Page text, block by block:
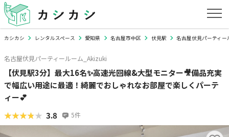
カシカシ レンタルスペース 愛知県 名古屋市中区 伏見駅 名古屋伏見パーティ
名古屋伏見パーティールーム_Akizuki
【伏見駅3分】最大16名✨高速光回線&大型モニター🎥備品充実
で幅広い用途に最適！綺麗でおしゃれなお部屋で楽しくパーテ
ィー💕
★★★★★
★★★★★ 3.8 5件